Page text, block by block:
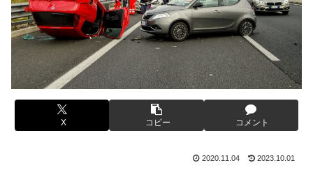
X コピー コメント
2020.11.04 2023.10.01